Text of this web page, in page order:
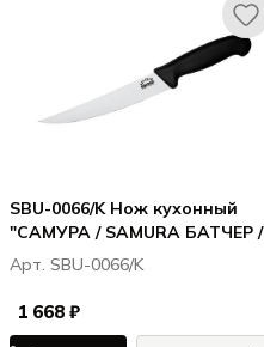
SBU-0066/K Нож кухонный
"САМУРА / SAMURA БАТЧЕР /
BUTCHER" мясницкий 195 мм,
ТЭП, AUS-8
Арт. SBU-0066/K
1 668 ₽